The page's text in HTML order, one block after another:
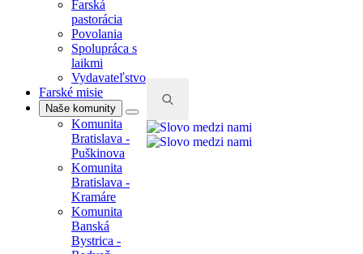
Farská
pastorácia
Povolania
Spolupráca s
laikmi
Vydavateľstvo
Farské misie
Naše komunity
Komunita
Bratislava -
Puškinova
Komunita
Bratislava -
Kramáre
Komunita
Banská
Bystrica -
Search
for: